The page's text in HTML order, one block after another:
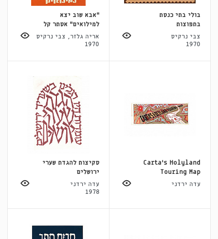
בולי בתי כנסת
בתפוצות
צבי נרקיס
1970
״אבא שוב יצא
למילואים״ אסתר קל
אריה גלזר, צבי נרקיס
1970
Carta's Holyland
Touring Map
עדה ירדני
סקיצות להגדת שערי
ירושלים
עדה ירדני
1978